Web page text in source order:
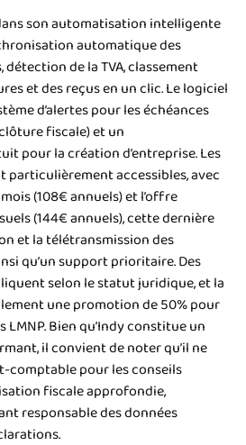
son automatisation intelligente
automatique des
de la TVA, classement
et des reçus en un clic. Le logiciel
d’alertes pour les échéances
fiscale) et un
pour la création d’entreprise. Les
accessibles, avec
(108€ annuels) et l’offre
(144€ annuels), cette dernière
et la télétransmission des
qu’un support prioritaire. Des
selon le statut juridique, et la
une promotion de 50% pour
Bien qu’Indy constitue un
il convient de noter qu’il ne
comptable pour les conseils
fiscale approfondie,
responsable des données